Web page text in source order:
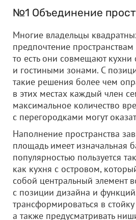
№1 Объединение
Многие владельцы
предпочтение пространствам
то есть они совмещают кухни
и гостиными зонами. С
такие решения более чем
в этих местах каждый член
максимальное количество
с перегородками могут
Наполнение пространства
площадь имеет изначальная
популярностью пользуется
как кухня с островом,
собой центральный элемент
с позиции дизайна и
трансформироваться в
а также предусматривать